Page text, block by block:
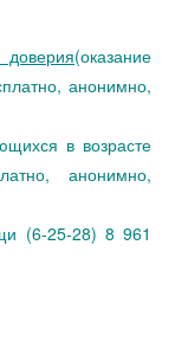
(оказание
анонимно,
в возрасте
анонимно,
(6-25-28) 8 961